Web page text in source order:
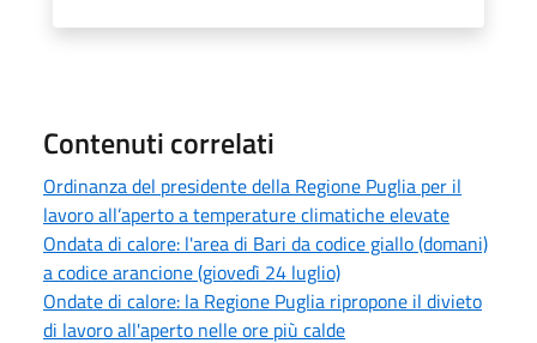
Contenuti correlati
Ordinanza del presidente della Regione Puglia per il
lavoro all’aperto a temperature climatiche elevate
Ondata di calore: l'area di Bari da codice giallo (domani)
a codice arancione (giovedì 24 luglio)
Ondate di calore: la Regione Puglia ripropone il divieto
di lavoro all'aperto nelle ore più calde